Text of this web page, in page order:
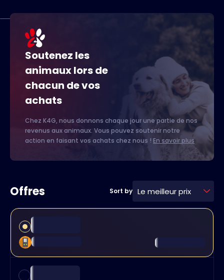
Soutenez les
animaux lors de
chacun de vos
achats
Chez K4G, nous donnons chaque jour une partie de nos
revenus aux animaux. Vous pouvez soutenir notre
action en faisant vos achats chez nous ! En savoir plus
Offres Sort by Le meilleur prix